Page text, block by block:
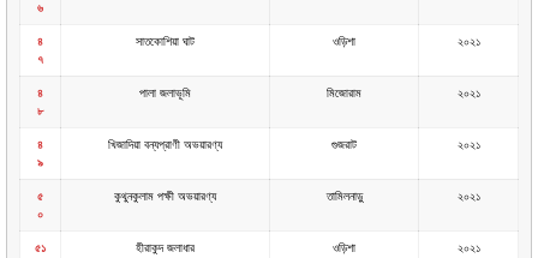
৬
৪
৭
সাতকোশিয়া ঘাট ওড়িশা ২০২১
৪
৮
পালা জলাভূমি মিজোরাম ২০২১
৪
৯
খিজাদিয়া বন্যপ্রাণী অভয়ারণ্য গুজরাট ২০২১
৫
০
কুথুনকুলাম পক্ষী অভয়ারণ্য তামিলনাড়ু ২০২১
৫১ হীরাকুদ জলাধার ওড়িশা ২০২১